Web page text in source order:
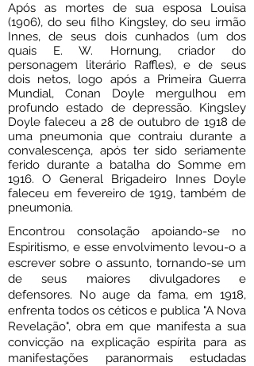
Após as mortes de sua esposa Louisa
(1906), do seu filho Kingsley, do seu irmão
Innes, de seus dois cunhados (um dos
quais E. W. Hornung, criador do
personagem literário Raffles), e de seus
dois netos, logo após a Primeira Guerra
Mundial, Conan Doyle mergulhou em
profundo estado de depressão. Kingsley
Doyle faleceu a 28 de outubro de 1918 de
uma pneumonia que contraiu durante a
convalescença, após ter sido seriamente
ferido durante a batalha do Somme em
1916. O General Brigadeiro Innes Doyle
faleceu em fevereiro de 1919, também de
pneumonia.
Encontrou consolação apoiando-se no
Espiritismo, e esse envolvimento levou-o a
escrever sobre o assunto, tornando-se um
de seus maiores divulgadores e
defensores. No auge da fama, em 1918,
enfrenta todos os céticos e publica "A Nova
Revelação", obra em que manifesta a sua
convicção na explicação espírita para as
manifestações paranormais estudadas